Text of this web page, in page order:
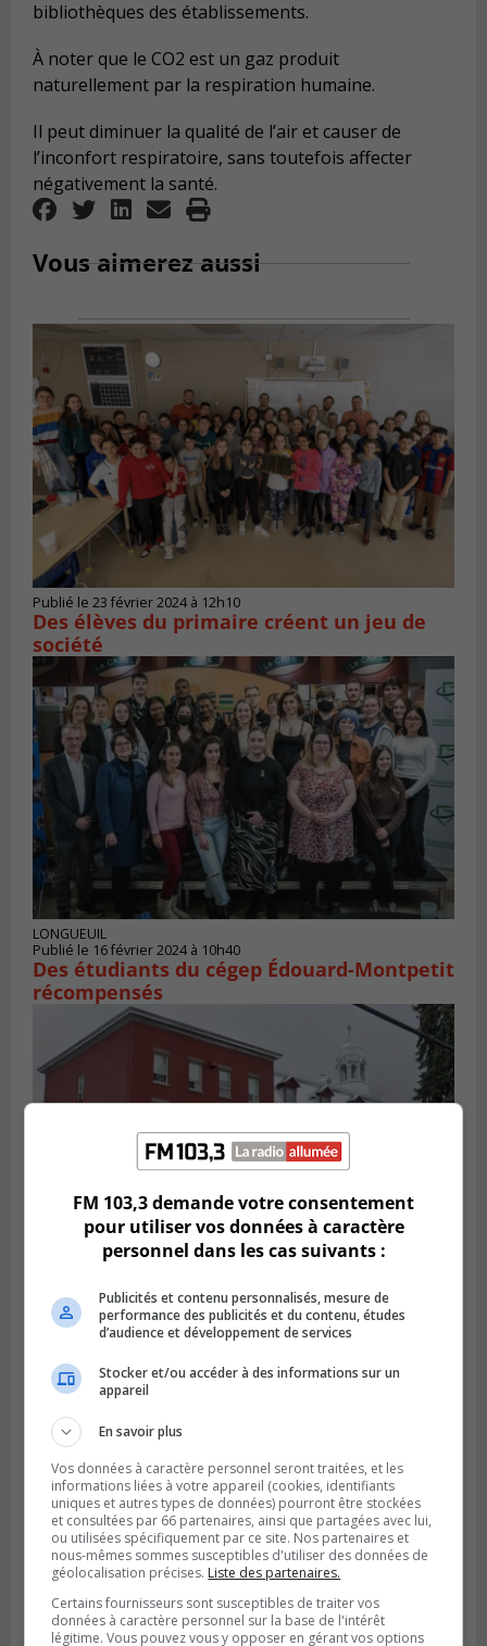
bibliothèques des établissements.
À noter que le CO2 est un gaz produit
naturellement par la respiration humaine.
Il peut diminuer la qualité de l’air et causer de
l’inconfort respiratoire, sans toutefois affecter
négativement la santé.
Vous aimerez aussi
Publié le 23 février 2024 à 12h10
Des élèves du primaire créent un jeu de
société
LONGUEUIL
Publié le 16 février 2024 à 10h40
Des étudiants du cégep Édouard-Montpetit
récompensés
Publié le 13 février 2024 à 11h33
L’INSPQ émet des réserves quant à
l’utilisation d’écran en classe
BROSSARD
FM 103,3 demande votre consentement
pour utiliser vos données à caractère
personnel dans les cas suivants :
Publicités et contenu personnalisés, mesure de
performance des publicités et du contenu, études
d’audience et développement de services
Stocker et/ou accéder à des informations sur un
appareil
En savoir plus
Vos données à caractère personnel seront traitées, et les
informations liées à votre appareil (cookies, identifiants
uniques et autres types de données) pourront être stockées
et consultées par 66 partenaires, ainsi que partagées avec lui,
ou utilisées spécifiquement par ce site. Nos partenaires et
nous-mêmes sommes susceptibles d'utiliser des données de
géolocalisation précises. Liste des partenaires.
Certains fournisseurs sont susceptibles de traiter vos
données à caractère personnel sur la base de l'intérêt
légitime. Vous pouvez vous y opposer en gérant vos options